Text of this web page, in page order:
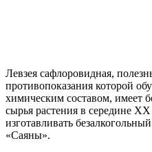
Левзея сафлоровидная,
противопоказания которой
химическим составом, имеет
сырья растения в середине
изготавливать
«Саяны».